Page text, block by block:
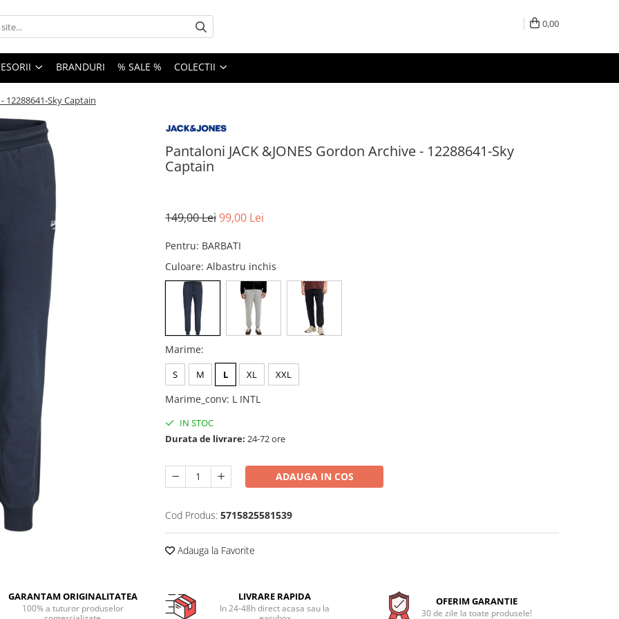
0,00
BRANDURI % SALE % COLECTII
12288641-Sky Captain
Pantaloni JACK &JONES Gordon Archive - 12288641-Sky
Captain
149,00 Lei99,00 Lei
Pentru: BARBATI
Culoare: Albastru inchis
Marime:
S M L XL XXL
Marime_conv: L INTL
IN STOC
Durata de livrare: 24-72 ore
ADAUGA IN COS
Cod Produs: 5715825581539
Adauga la Favorite
GARANTAM ORIGINALITATEA
100% a tuturor produselor
LIVRARE RAPIDA
In 24-48h direct acasa sau la
OFERIM GARANTIE
30 de zile la toate produsele!